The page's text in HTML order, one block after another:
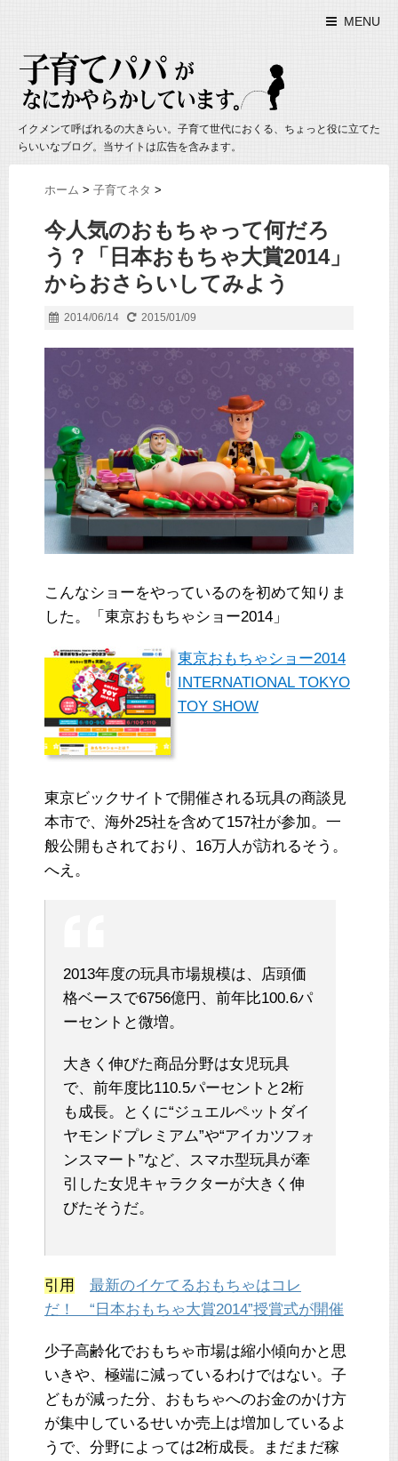
MENU
イクメンて呼ばれるの大きらい。子育て世代におくる、ちょっと役に立てた
らいいなブログ。当サイトは広告を含みます。
ホーム > 子育てネタ >
今人気のおもちゃって何だろ
う？「日本おもちゃ大賞2014」
からおさらいしてみよう
2014/06/14 2015/01/09
こんなショーをやっているのを初めて知りま
した。「東京おもちゃショー2014」
東京おもちゃショー2014
INTERNATIONAL TOKYO
TOY SHOW
東京ビックサイトで開催される玩具の商談見
本市で、海外25社を含めて157社が参加。一
般公開もされており、16万人が訪れるそう。
へえ。
2013年度の玩具市場規模は、店頭価
格ベースで6756億円、前年比100.6パ
ーセントと微増。
大きく伸びた商品分野は女児玩具
で、前年度比110.5パーセントと2桁
も成長。とくに“ジュエルペットダイ
ヤモンドプレミアム”や“アイカツフォ
ンスマート”など、スマホ型玩具が牽
引した女児キャラクターが大きく伸
びたそうだ。
引用
最新のイケてるおもちゃはコレ
だ！ “日本おもちゃ大賞2014”授賞式が開催
少子高齢化でおもちゃ市場は縮小傾向かと思
いきや、極端に減っているわけではない。子
どもが減った分、おもちゃへのお金のかけ方
が集中しているせいか売上は増加しているよ
うで、分野によっては2桁成長。まだまだ稼